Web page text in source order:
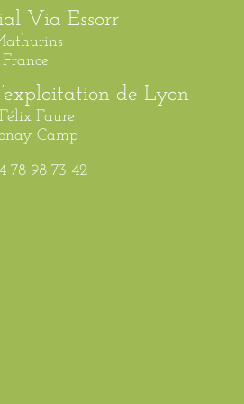
Via Essorr
de Lyon
Faure
Camp
78 98 73 42